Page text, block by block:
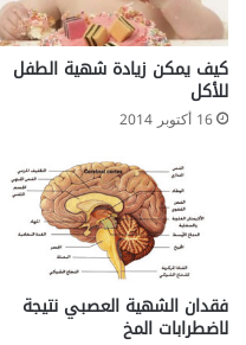
y
E
n
d
e
e
ق
ل
ب
كيف يمكن زيادة شهية الطفل
للأكل
16 أكتوبر 2014
فقدان الشهية العصبي نتيجة
لاضطرابات المخ